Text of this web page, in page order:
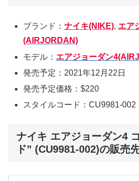
ブランド：ナイキ(NIKE), エア
(AIRJORDAN)
モデル： エアジョーダン
発売予定：2021年12月22日
発売予定価格：$220
スタイルコード：CU9981-002
ナイキ エアジョーダン4
ド” (CU9981-002)の販売